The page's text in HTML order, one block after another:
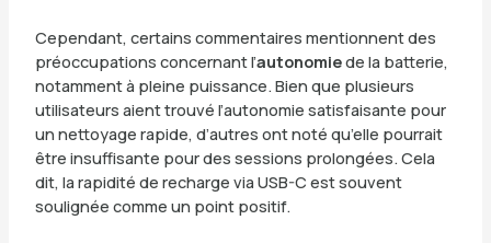
Cependant, certains commentaires mentionnent des
préoccupations concernant l’autonomiede la batterie,
notamment à pleine puissance. Bien que plusieurs
utilisateurs aient trouvé l’autonomie satisfaisante pour
un nettoyage rapide, d’autres ont noté qu’elle pourrait
être insuffisante pour des sessions prolongées. Cela
dit, la rapidité de recharge via USB-C est souvent
soulignée comme un point positif.